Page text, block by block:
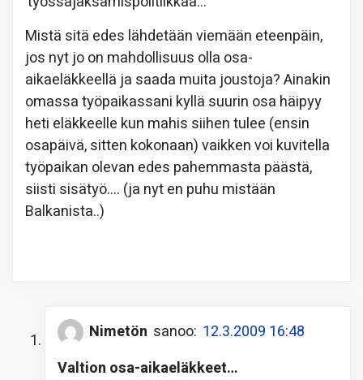
Mistä sitä edes lähdetään viemään eteenpäin,
jos nyt jo on mahdollisuus olla osa-
aikaeläkkeellä ja saada muita joustoja? Ainakin
omassa työpaikassani kyllä suurin osa häipyy
heti eläkkeelle kun mahis siihen tulee (ensin
osapäivä, sitten kokonaan) vaikken voi kuvitella
työpaikan olevan edes pahemmasta päästä,
siisti sisätyö…. (ja nyt en puhu mistään
Balkanista..)
Nimetön sanoo: 12.3.2009 16:48
Valtion osa-aikaeläkkeet…